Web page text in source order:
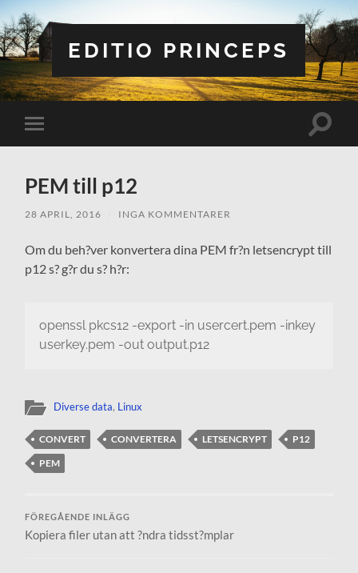
EDITIO PRINCEPS
Slå
på/av
Slå
PEM till p12
28 APRIL, 2016 INGA KOMMENTARER
Om du beh?ver konvertera dina PEM fr?n letsencrypt till
p12 s? g?r du s? h?r:
openssl pkcs12 -export -in usercert.pem -inkey
userkey.pem -out output.p12
Diverse data, Linux
CONVERT CONVERTERA LETSENCRYPT
P12
PEM
FÖREGÅENDE INLÄGG
Kopiera filer utan att ?ndra tidsst?mplar